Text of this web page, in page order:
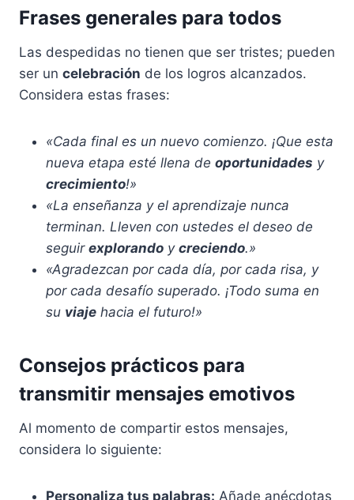
Frases generales para todos
Las despedidas no tienen que ser tristes; pueden
ser un celebración de los logros alcanzados.
Considera estas frases:
«Cada final es un nuevo comienzo. ¡Que esta
nueva etapa esté llena de oportunidades y
crecimiento!»
«La enseñanza y el aprendizaje nunca
terminan. Lleven con ustedes el deseo de
seguir explorando y creciendo.»
«Agradezcan por cada día, por cada risa, y
por cada desafío superado. ¡Todo suma en
su viaje hacia el futuro!»
Consejos prácticos para
transmitir mensajes emotivos
Al momento de compartir estos mensajes,
considera lo siguiente:
Personaliza tus palabras: Añade anécdotas